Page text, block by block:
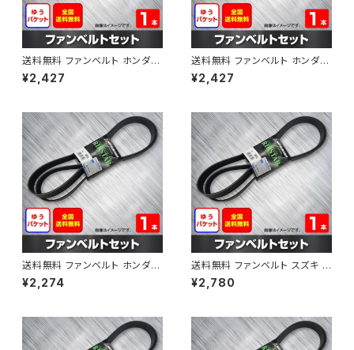
送料無料 ファンベルト ホンダ
ゼスト 型式JE1 H18.03～H24.
11 （国内トップメーカー） 1本 H
¥2,427
送料無料 ファンベルト ホンダ ラ
イフ 型式JB6 H15.09～H20.1
1 （国内トップメーカー） 1本 HA
¥2,427
送料無料 ファンベルト ホンダ フ
ィット 型式GE6 H19.10～H25.
09 （国内トップメーカー） 1本 H
¥2,274
送料無料 ファンベルト スズキ ス
ペーシア 型式MK32S H25.03
～H30.02 （国内トップメーカ
¥2,780